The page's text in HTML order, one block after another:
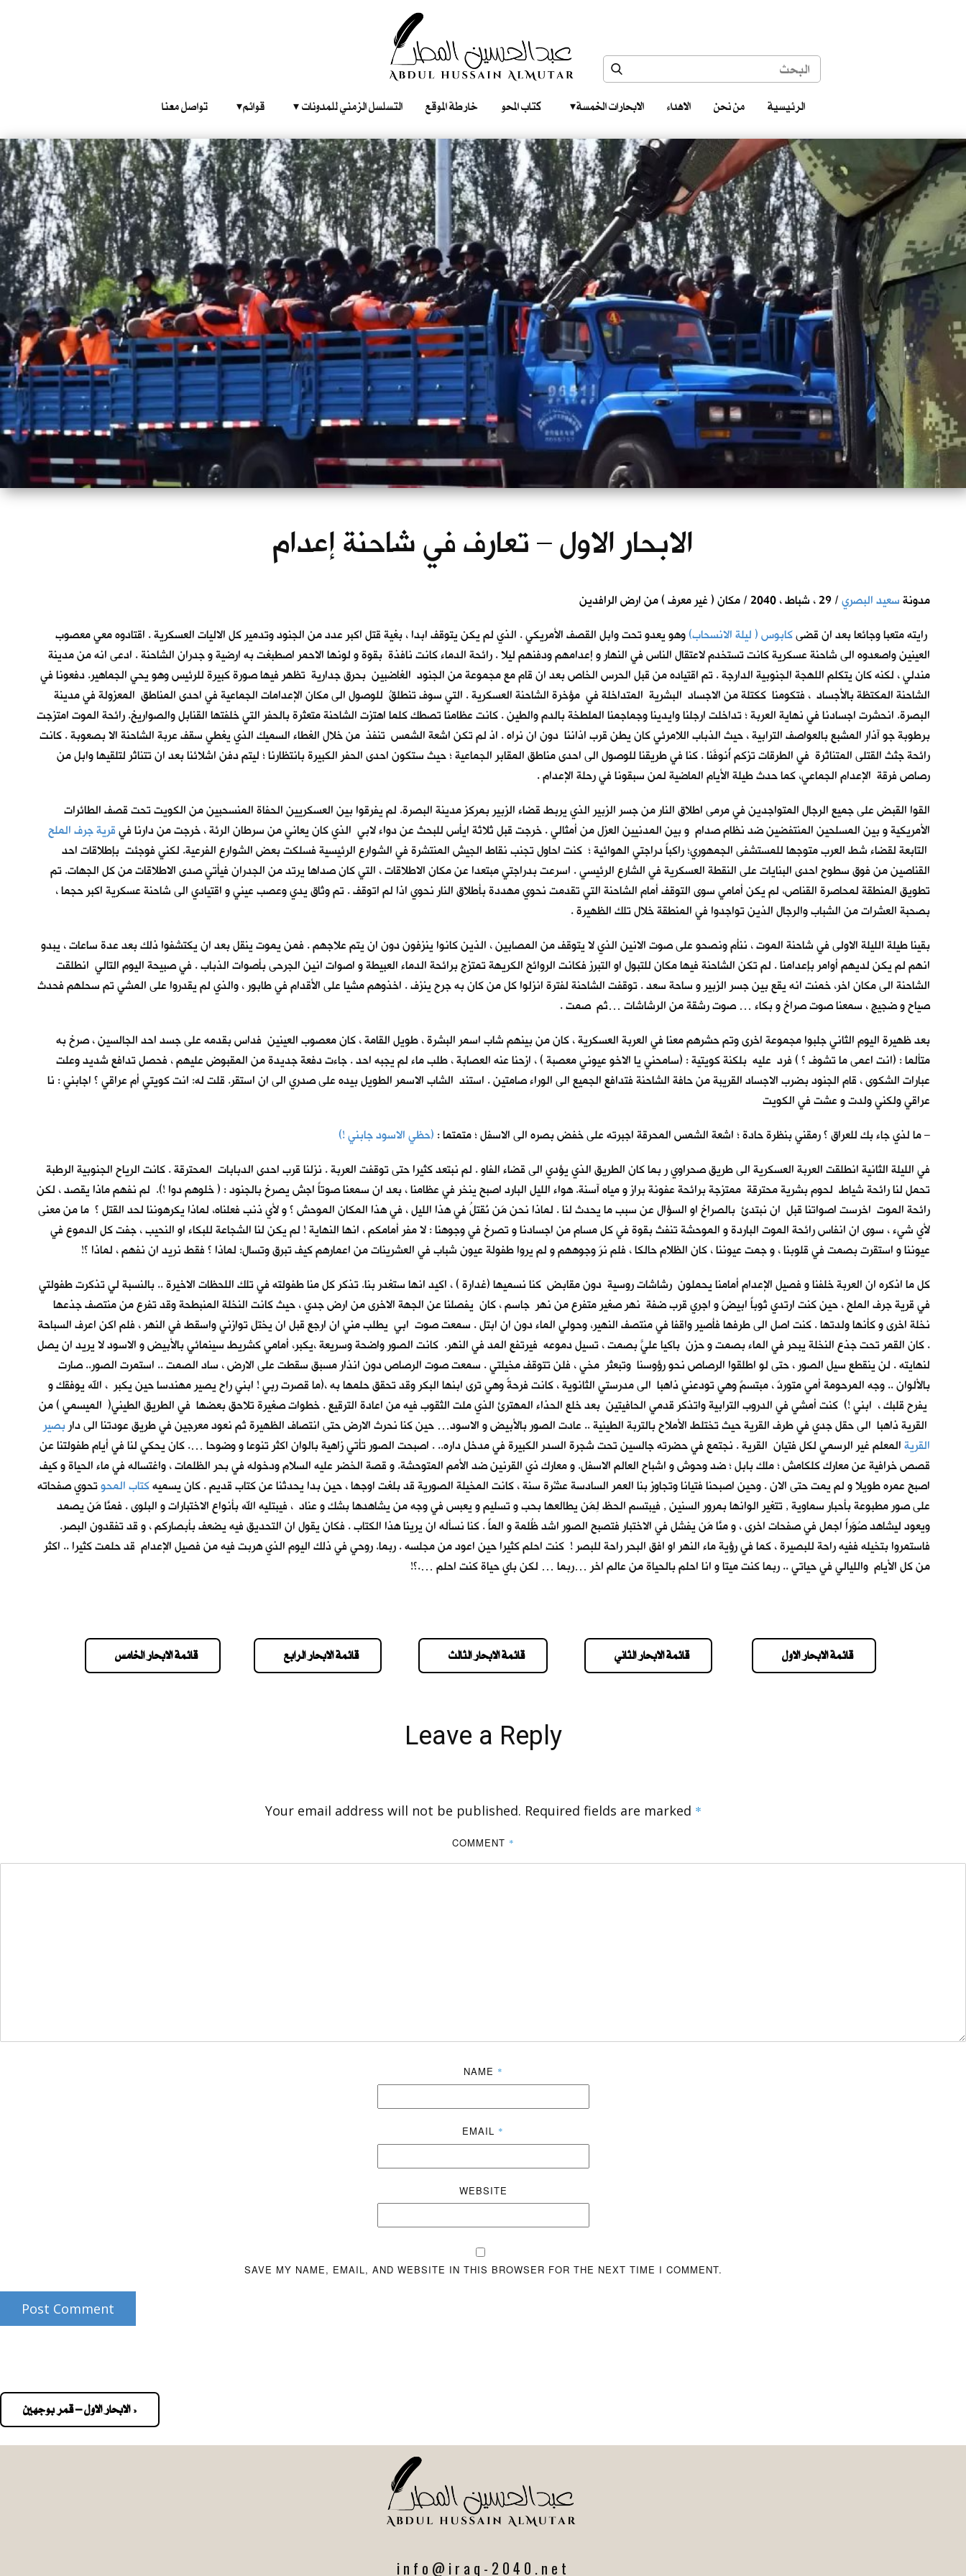
الرئيسية من نحن الاهداء الابحارات الخمسة ‎ ‎ ‎ كتاب المحو خارطة الموقع التسلسل الزمني للمدونات‎ ‎ ‎ ‎ ‎ قوائم‎ ‎ ‎ ‎ تواصل معنا
الابحار الاول – تعارف في شاحنة إعدام
مدونةسعيد البصري/ 29 ، شباط ، 2040 / مكان ( غير معرف ) من ارض الرافدين
رايته متعبا وجائعا بعد ان قضىكابوس ( ليلة الانسحاب)وهو يعدو تحت وابل القصف الأمريكي . الذي لم يكن يتوقف ابدا ، بغية قتل اكبر عدد من الجنود وتدمير كل الاليات العسكرية . اقتادوه معي معصوب
العينين واصعدوه الى شاحنة عسكرية كانت تستخدم لاعتقال الناس في النهار و إعدامهم ودفنهم ليلا . رائحة الدماء كانت نافذة بقوة و لونها الاحمر اصطبغت به ارضية و جدران الشاحنة . ادعى انه من مدينة
مندلي ، لكنه كان يتكلم اللهجة الجنوبية الدارجة . تم اقتياده من قبل الحرس الخاص بعد ان قام مع مجموعة من الجنود الغاضبين بحرق جدارية تظهر فيها صورة كبيرة للرئيس وهو يحي الجماهير. دفعونا في
الشاحنة المكتظة بالأجساد ، فتكومنا ككتلة من الاجساد البشرية المتداخلة في مؤخرة الشاحنة العسكرية . التي سوف تنطلقُ للوصول الى مكان الإعدامات الجماعية في احدى المناطق المعزولة في مدينة
البصرة. انحشرت اجسادنا في نهاية العربة ؛ تداخلت ارجلنا وايدينا وجماجمنا الملطخة بالدم والطين . كانت عظامنا تصطك كلما اهتزت الشاحنة متعثرة بالحفر التي خلفتها القنابل والصواريخ. رائحة الموت امتزجت
برطوبة جو آذار المشبع بالعواصف الترابية ، حيث الذباب اللامرئي كان يطن قرب اذاننا دون ان نراه . اذ لم تكن اشعة الشمس تنفذ من خلال الغطاء السميك الذي يغطي سقف عربة الشاحنة الا بصعوبة . كانت
رائحة جثث القتلى المتناثرة في الطرقات تزكم أُنوفَنا . كنا في طريقنا للوصول الى احدى مناطق المقابر الجماعية ؛ حيث ستكون احدى الحفر الكبيرة بانتظارنا ؛ ليتم دفن اشلائنا بعد ان تتناثر لتلقيها وابل من
رصاص فرقة الإعدام الجماعي، كما حدث طيلة الأيام الماضية لمن سبقونا في رحلة الإعدام .
القوا القبض على جميع الرجال المتواجدين في مرمى اطلاق النار من جسر الزبير الذي يربط قضاء الزبير بمركز مدينة البصرة. لم يفرقوا بين العسكريين الحفاة المنسحبين من الكويت تحت قصف الطائرات
الأمريكية و بين المسلحين المنتفضين ضد نظام صدام و بين المدنيين العزل من أمثالي . خرجت قبل ثلاثة ايأس للبحث عن دواء لابي الذي كان يعاني من سرطان الرئة ، خرجت من دارنا فيقرية جرف الملح
التابعة لقضاء شط العرب متوجها للمستشفى الجمهوري؛ راكباً دراجتي الهوائية ؛ كنت احاول تجنب نقاط الجيش المنتشرة في الشوارع الرئيسية فسلكت بعض الشوارع الفرعية. لكني فوجئت بإطلاقات احد
القناصين من فوق سطوح احدى البنايات على النقطة العسكرية في الشارع الرئيسي . اسرعت بدراجتي مبتعدا عن مكان الاطلاقات ، التي كان صداها يرتد من الجدران فيأتي صدى الاطلاقات من كل الجهات. تم
تطويق المنطقة لمحاصرة القناص، لم يكن أمامي سوى التوقف أمام الشاحنة التي تقدمت نحوي مهددة بأطلاق النار نحوي اذا لم اتوقف . تم وثاق يدي وعصب عيني و اقتيادي الى شاحنة عسكرية اكبر حجما ،
بصحبة العشرات من الشباب والرجال الذين تواجدوا في المنطقة خلال تلك الظهيرة .
بقينا طيلة الليلة الاولى في شاحنة الموت ، ننأم ونصحو على صوت الانين الذي لا يتوقف من المصابين ، الذين كانوا ينزفون دون ان يتم علاجهم . فمن يموت ينقل بعد ان يكتشفوا ذلك بعد عدة ساعات ، يبدو
انهم لم يكن لديهم أوامر بإعدامنا . لم تكن الشاحنة فيها مكان للتبول او التبرز فكانت الروائح الكريهة تمتزج برائحة الدماء العبيطة و اصوات انين الجرحى بأصوات الذباب . في صبيحة اليوم التالي انطلقت
الشاحنة الى مكان اخر، خمنت انه يقع بين جسر الزبير و ساحة سعد . توقفت الشاحنة لفترة انزلوا كل من كان به جرح ينزف . اخذوهم مشيا على الأقدام في طابور ، والذي لم يقدروا على المشي تم سحلهم فحدث
صياح و ضجيج ، سمعنا صوت صراخ و بكاء … صوت رشقة من الرشاشات …ثم صمت .
بعد ظهيرة اليوم الثاني جلبوا مجموعة اخرى وتم حشرهم معنا في العربة العسكرية ، كان من بينهم شاب اسمر البشرة ، طويل القامة ، كان معصوب العينين فداس بقدمه على جسد احد الجالسين ، صرخ به
متألما : (انت اعمى ما تشوف ؟ ) فرد عليه بلكنة كويتية : (سامحني يا الاخو عيوني معصبة ) ، ازحنا عنه العصابة ، طلب ماء لم يجبه احد . جاءت دفعة جديدة من المقبوض عليهم ، فحصل تدافع شديد وعلت
عبارات الشكوى ، قام الجنود بضرب الاجساد القريبة من حافة الشاحنة فتدافع الجميع الى الوراء صامتين . استند الشاب الاسمر الطويل بيده على صدري الى ان استقر. قلت له: انت كويتي أم عراقي ؟ اجابني : نا
عراقي ولكني ولدت و عشت في الكويت
– ما لذي جاء بك للعراق ؟ رمقني بنظرة حادة ؛ اشعة الشمس المحرقة اجبرته على خفض بصره الى الاسفل ؛ متمتما : (حظي الاسود جابني !)
في الليلة الثانية انطلقت العربة العسكرية الى طريق صحراوي ر بما كان الطريق الذي يؤدي الى قضاء الفاو . لم نبتعد كثيرا حتى توقفت العربة . نزلنا قرب احدى الدبابات المحترقة . كانت الرياح الجنوبية الرطبة
تحمل لنا رائحة شياط لحوم بشرية محترقة ممتزجة برائحة عفونة براز و مياه آسنة. هواء الليل البارد اصبح ينخر في عظامنا ، بعد ان سمعنا صوتاً اجش يصرخ بالجنود : ( خلوهم دوا !). لم نفهم ماذا يقصد ، لكن
رائحة الموت اخرست اصواتنا قبل ان نبتدئ بالصراخ او السؤال عن سبب ما يحدث لنا . لماذا نحن مَن نُقتلُ في هذا الليل ، في هذا المكان الموحش ؟ و لأي ذنب فعلناه، لماذا يكرهوننا لحد القتل ؟ ما من معنى
لأي شيء ، سوى ان انفاس رائحة الموت الباردة و الموحشة تنفث بقوة في كل مسام من اجسادنا و تصرخ في وجوهنا : لا مفر أمامكم ، انها النهاية ! لم يكن لنا الشجاعة للبكاء او النحيب ، جفت كل الدموع في
عيوننا و استقرت بصمت في قلوبنا ، و جمت عيوننا ، كان الظلام حالكا ، فلم نرَ وجوههم و لم يروا طفولة عيون شباب في العشرينات من اعمارهم كيف تبرق وتسال: لماذا ؟ فقط نريد ان نفهم ، لماذا ؟!
كل ما اذكره ان العربة خلفنا و فصيل الإعدام أمامنا يحملون رشاشات روسية دون مقابض كنا نسميها (غدارة ) ، اكيد انها ستغدر بنا. تذكر كل منا طفولته في تلك اللحظات الاخيرة .. بالنسبة لي تذكرت طفولتي
في قرية جرف الملح، حين كنت ارتدي ثوباً ابيضَ و اجري قرب ضفة نهر صغير متفرع من نهر جاسم ، كان يفصلنا عن الجهة الاخرى من ارض جدي ، حيث كانت النخلة المنبطحة وقد تفرع من منتصف جذعها
نخلة اخرى و كأنها ولدتها . كنت اصل الى طرفها فأصير واقفا في منتصف النهير، وحولي الماء دون ان ابتل . سمعت صوت ابي يطلب مني ان ارجع قبل ان يختل توازني واسقط في النهر ، فلم اكن اعرف السباحة
. كان القمر تحت جذع النخلة يبحر في الماء بصمت و حزن باكيا عليَّ بصمت ، تسيل دموعه فيرتفع المد في النهر. كانت الصور واضحة وسريعة ،يكبر، أمامي كشريط سينمائي بالأبيض و الاسود لا يريد ان يصل
لنهايته . لن ينقطع سيل الصور ، حتى لو اطلقوا الرصاص نحو رؤوسنا وتبعثر مخي ، فلن تتوقف مخيلتي . سمعت صوت الرصاص دون انذار مسبق سقطت على الارض ، ساد الصمت .. استمرت الصور.. صارت
بالألوان .. وجه المرحومة أمي متوردٌ ، مبتسمٌ وهي تودعني ذاهبا الى مدرستي الثانوية ، كانت فرحةً وهي ترى ابنها البكر وقد تحقق حلمها به ،(ما قصرت ربي ! ابني راح يصير مهندسا حين يكبر ، الله يوفقك و
يفرح قلبك ، ابني !) كنت أمشي في الدروب الترابية واتذكر قدمي الحافيتين بعد خلع الحذاء المهترئ الذي ملت الثقوب فيه من اعادة الترقيع . خطوات صغيرة تلاحق بعضها في الطريق الطيني( الميسمي ) من
القرية ذاهبا الى حقل جدي في طرف القرية حيث تختلط الأملاح بالتربة الطينية .. عادت الصور بالأبيض و الاسود… حين كنا نحرث الارض حتى انتصاف الظهيرة ثم نعود معرجين في طريق عودتنا الى داربصير
القريةالمعلم غير الرسمي لكل فتيان القرية . نجتمع في حضرته جالسين تحت شجرة السدر الكبيرة في مدخل داره.. . اصبحت الصور تأتي زاهية بالوان اكثر تنوعا و وضوحا …. كان يحكي لنا في أيام طفولتنا عن
قصص خرافية عن معارك كلكامش ؛ ملك بابل ؛ ضد وحوش و اشباح العالم الاسفل. و معارك ذي القرنين ضد الأمم المتوحشة. و قصة الخضر عليه السلام ودخوله في بحر الظلمات ، واغتساله في ماء الحياة و كيف
اصبح عمره طويلا و لم يمت حتى الان . وحين اصبحنا فتيانا وتجاوز بنا العمر السادسة عشْرة سنة ، كانت المخيلة الصورية قد بلغت اوجها ، حين بدا يحدثنا عن كتاب قديم . كان يسميهكتاب المحوتحوي صفحاته
على صور مطبوعة بأحبار سماوية , تتغير الوانها بمرور السنين , فيبتسم الحظ لِمَن يطالعها بحب و تسليم و يعبس في وجه من يشاهدها بشك و عناد ، فيبتليه الله بأنواع الاختبارات و البلوى . فمنَّا مَن يصمد
ويعود ليشاهد صُوَراً اجمل في صفحات اخرى ، و منَّا مَن يفشل في الاختبار فتصبح الصور اشد ظُلمة و الماً . كنا نسأله ان يرينا هذا الكتاب . فكان يقول ان التحديق فيه يضعف بأبصاركم ، و قد تفقدون البصر.
فاستمروا بتخيله ففيه راحة للبصيرة ، كما في رؤية ماء النهر او افق البحر راحة للبصر ! كنت احلم كثيرا حين اعود من مجلسه . ربما. روحي في ذلك اليوم الذي هربت فيه من فصيل الإعدام قد حلمت كثيرا .. اكثر
من كل الأيام والليالي في حياتي .. ربما كنت ميتا و انا احلم بالحياة من عالم اخر …ربما … لكن باي حياة كنت احلم ….؟!
قائمة الابحار الخامس قائمة الابحار الرابع قائمة الابحار الثالث قائمة الابحار الثاني قائمة الابحار الاول
Leave a Reply
Your email address will not be published. Required fields are marked *
COMMENT *
NAME *
EMAIL *
WEBSITE
SAVE MY NAME, EMAIL, AND WEBSITE IN THIS BROWSER FOR THE NEXT TIME I COMMENT.
Post Comment
« الابحار الاول – قمر بوجهين
info@iraq-2040.net